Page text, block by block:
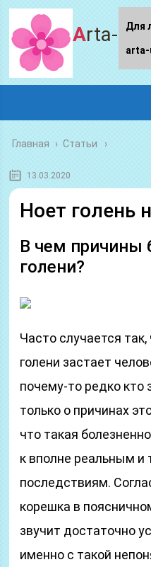
Arta-
Главная › Статьи
13.03.2020
Ноет голень
В чем причины
голени?
Часто случается
голени застает
почему-то редко кто
только о причинах
что такая
к вполне реальным и
последствиям.
корешка в
звучит достаточно
именно с такой
Для
arta-